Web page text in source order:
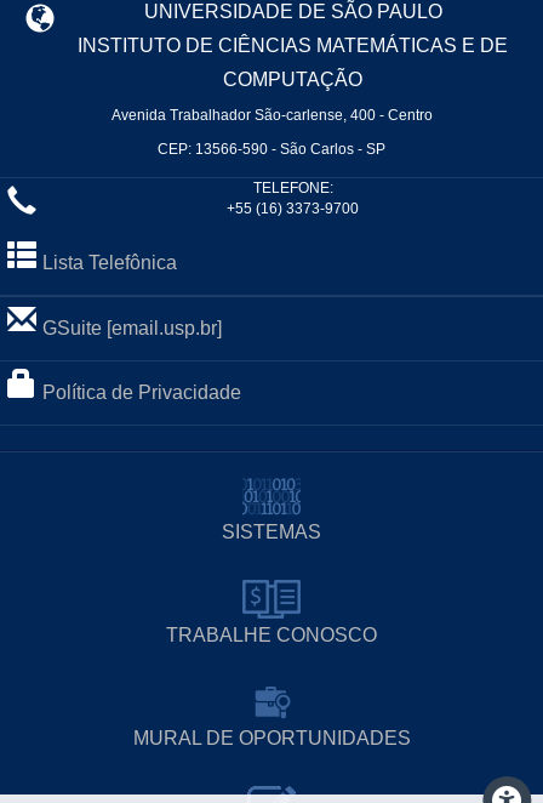
UNIVERSIDADE DE SÃO PAULO
INSTITUTO DE CIÊNCIAS MATEMÁTICAS E DE
COMPUTAÇÃO
Avenida Trabalhador São-carlense, 400 - Centro
CEP: 13566-590 - São Carlos - SP
TELEFONE:
+55 (16) 3373-9700
Lista Telefônica
GSuite [email.usp.br]
Política de Privacidade
SISTEMAS
TRABALHE CONOSCO
MURAL DE OPORTUNIDADES